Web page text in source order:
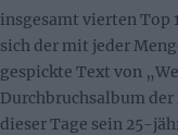
insgesamt vierten
sich der mit jeder
gespickte Text von
Durchbruchsalbum
dieser Tage sein 25-